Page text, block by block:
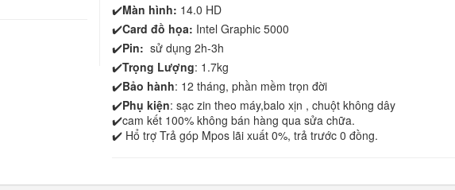
✔️Màn hình: 14.0 HD
✔️Card đồ họa: Intel Graphic 5000
✔️Pin: sử dụng 2h-3h
✔️Trọng Lượng: 1.7kg
✔️Bảo hành: 12 tháng, phần mềm trọn đời
✔️Phụ kiện: sạc zin theo máy,balo xịn , chuột không dây
✔️cam kết 100% không bán hàng qua sửa chữa.
✔️ Hổ trợ Trả góp Mpos lãi xuất 0%, trả trước 0 đồng.